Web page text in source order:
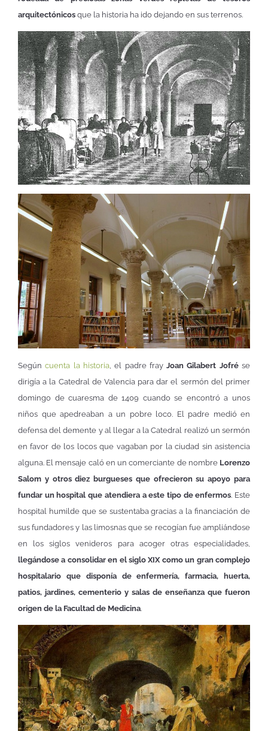
arquitectónicos que la historia ha ido dejando en sus terrenos.
Segúncuenta la historia, el padre frayJoan Gilabert Jofrése
dirigía a la Catedral de Valencia para dar el sermón del primer
domingo de cuaresma de 1409 cuando se encontró a unos
niños que apedreaban a un pobre loco. El padre medió en
defensa del demente y al llegar a la Catedral realizó un sermón
en favor de los locos que vagaban por la ciudad sin asistencia
alguna. El mensaje caló en un comerciante de nombre Lorenzo
Salom y otros diez burgueses que ofrecieron su apoyo para
fundar un hospital que atendiera a este tipo de enfermos. Este
hospital humilde que se sustentaba gracias a la financiación de
sus fundadores y las limosnas que se recogían fue ampliándose
en los siglos venideros para acoger otras especialidades,
llegándose a consolidar en el siglo XIX como un gran complejo
hospitalario que disponía de enfermería, farmacia, huerta,
patios, jardines, cementerio y salas de enseñanza que fueron
origen de la Facultad de Medicina.